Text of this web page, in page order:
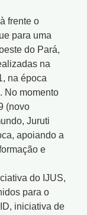
frente o
para uma
do Pará,
na
na época
No momento
(novo
Juruti
apoiando a
e
do IJUS,
para o
iniciativa de